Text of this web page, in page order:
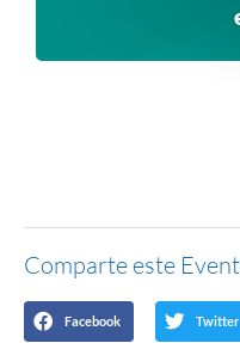
Comparte este
Facebook Twitter